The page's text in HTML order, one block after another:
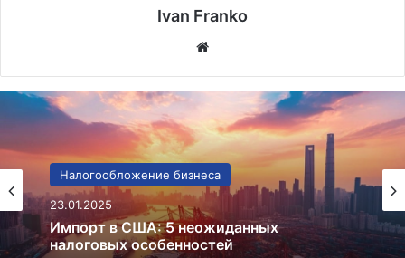
Ivan Franko
Налогообложение бизнеса
11.01.2025
Налоговые льготы для зеленого бизнеса
США: 7 ключевых программ